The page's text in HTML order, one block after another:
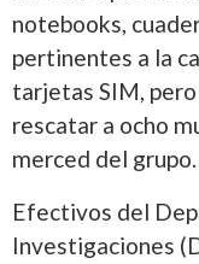
notebooks,
pertinentes a la
tarjetas SIM,
rescatar a ocho
merced del grupo.
Efectivos del
Investigaciones